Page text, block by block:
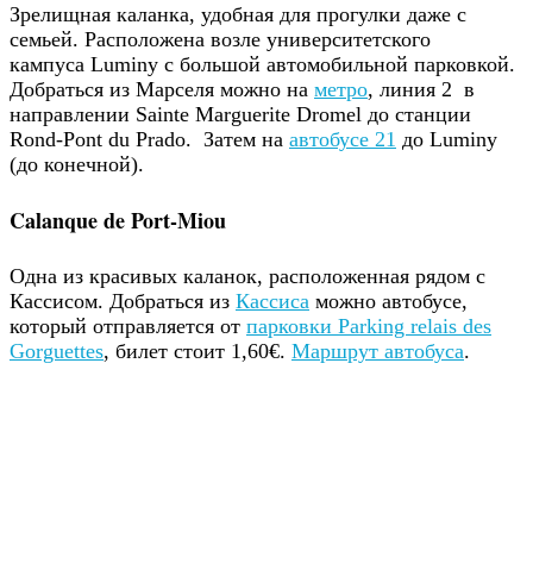
Зрелищная каланка, удобная для прогулки даже с
семьей. Расположена возле университетского
кампуса Luminy с большой автомобильной парковкой.
Добраться из Марселя можно на метро, линия 2 в
направлении Sainte Marguerite Dromel до станции
Rond-Pont du Prado. Затем на автобусе 21 до Luminy
(до конечной).
Calanque de Port-Miou
Одна из красивых каланок, расположенная рядом с
Кассисом. Добраться из Кассиса можно автобусе,
который отправляется от парковки Parking relais des
Gorguettes, билет стоит 1,60€. Маршрут автобуса.